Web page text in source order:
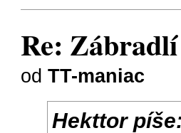
Re: Zábradlí
odTT-maniac
Hekttor